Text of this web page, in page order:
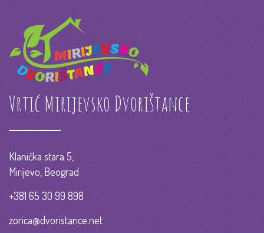
Vrtić Mirijevsko Dvorištance
Klanička stara 5,
Mirijevo, Beograd
+381 65 30 99 898
zorica@dvoristance.net